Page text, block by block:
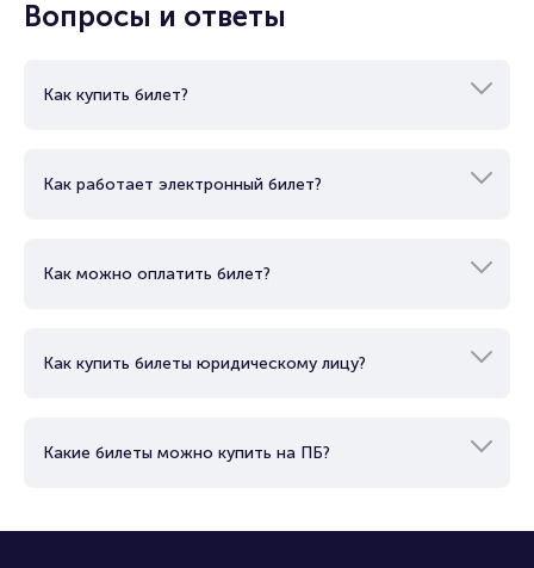
Брокерам
Вопросы и ответы
Как купить билет?
Как работает электронный билет?
Как можно оплатить билет?
Как купить билеты юридическому лицу?
Какие билеты можно купить на ПБ?